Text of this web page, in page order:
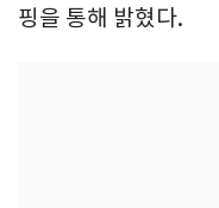
핑을 통해 밝혔다.